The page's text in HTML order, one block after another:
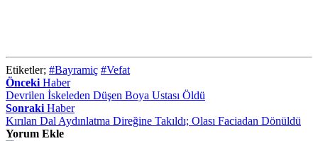
Etiketler; #Bayramiç #Vefat
ÖncekiHaber
Devrilen İskeleden Düşen Boya Ustası Öldü
SonrakiHaber
Kırılan Dal Aydınlatma Direğine Takıldı; Olası Faciadan Dönüldü
Yorum Ekle